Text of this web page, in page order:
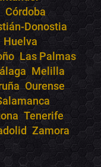
Córdoba
Donostia
Huelva
Las Palmas
Melilla
Ourense
Tenerife
Zamora